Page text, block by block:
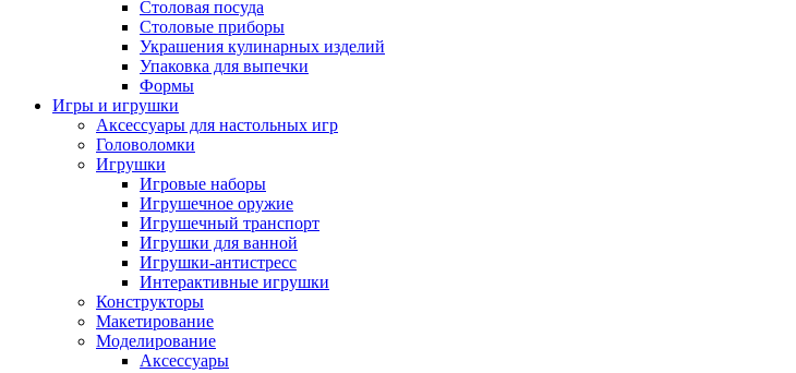
Столовая посуда
Столовые приборы
Украшения кулинарных изделий
Упаковка для выпечки
Формы
Игры и игрушки
Аксессуары для настольных игр
Головоломки
Игрушки
Игровые наборы
Игрушечное оружие
Игрушечный транспорт
Игрушки для ванной
Игрушки-антистресс
Интерактивные игрушки
Конструкторы
Макетирование
Моделирование
Аксессуары